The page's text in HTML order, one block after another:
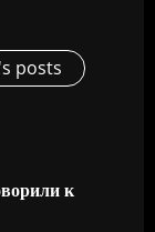
posts
к